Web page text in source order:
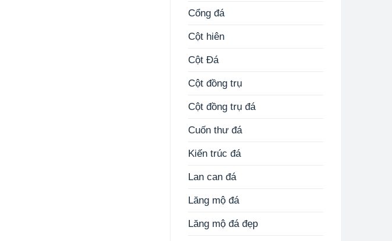
Cổng đá
Cột hiên
Cột Đá
Cột đồng trụ
Cột đồng trụ đá
Cuốn thư đá
Kiến trúc đá
Lan can đá
Lăng mộ đá
Lăng mộ đá đẹp